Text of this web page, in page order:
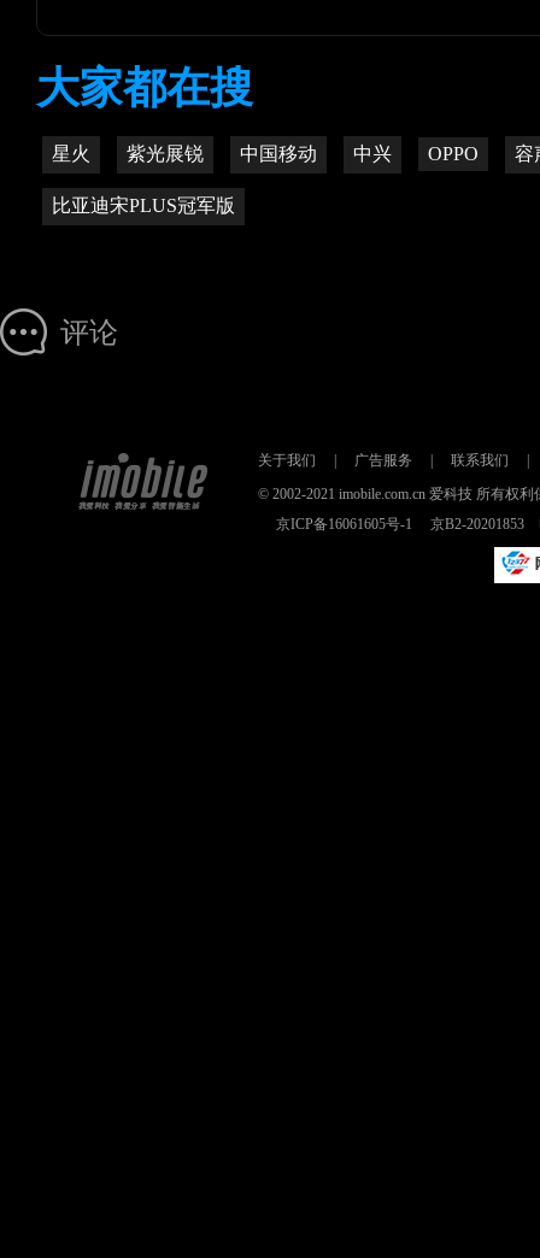
大家都在搜
星火 紫光展锐 中国移动 中兴 OPPO 容
比亚迪宋PLUS冠军版
评论
关于我们 广告服务 联系我们
© 2002-2021 imobile.com.cn 爱科技 所有权
京ICP备16061605号-1
京B2-20201853